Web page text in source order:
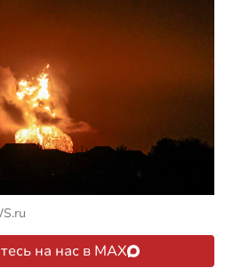
на нас в MAX